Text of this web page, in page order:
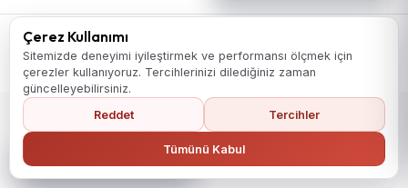
© 2026 KD Promosyon. Tüm hakları saklıdır.
KoleksiyonHakkımızdaİletişimKVKK Aydınlatma Metni
Gizlilik PolitikasıÇerez PolitikasıÇerez Tercihleri
Ana Sayfaya Dön
Çerez Kullanımı
Sitemizde deneyimi iyileştirmek ve performansı ölçmek için
çerezler kullanıyoruz. Tercihlerinizi dilediğiniz zaman
güncelleyebilirsiniz.
Reddet
Tercihler
Tümünü Kabul